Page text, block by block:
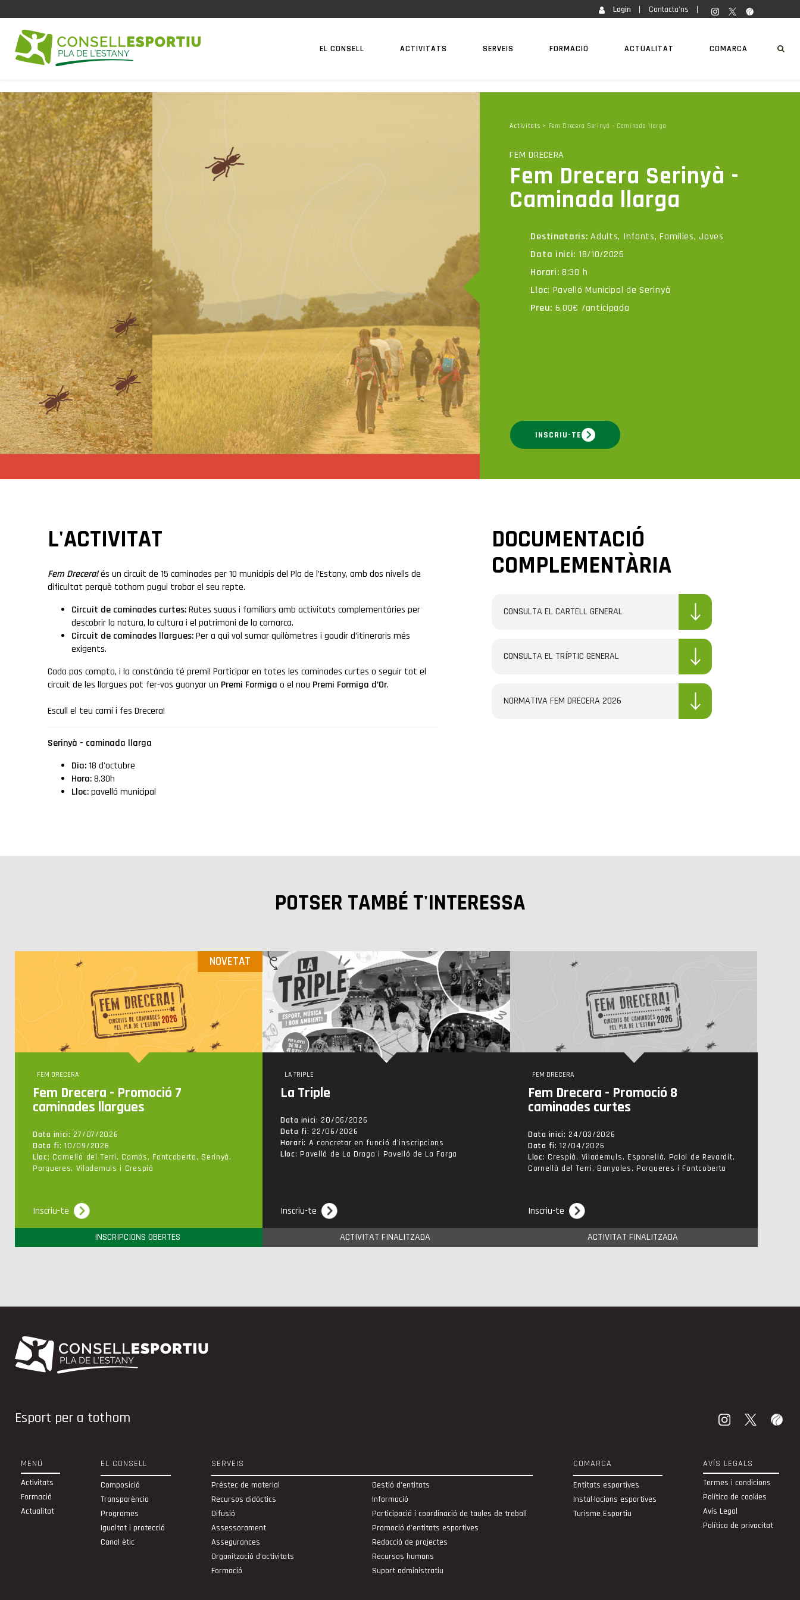
Login Contacta'ns
EL CONSELL ACTIVITATS SERVEIS FORMACIÓ ACTUALITAT COMARCA
Activitats > Fem Drecera Serinyà - Caminada llarga
FEM DRECERA
Fem Drecera Serinyà -
Caminada llarga
Destinataris:Adults, Infants, Famílies, Joves
Data inici: 18/10/2026
Horari: 8:30 h
Lloc: Pavelló Municipal de Serinyà
Preu: 6,00€ /anticipada
INSCRIU-TE
L'ACTIVITAT
Fem Drecera!és un circuit de 15 caminades per 10 municipis del Pla de l’Estany, amb dos nivells de
dificultat perquè tothom pugui trobar el seu repte.
Circuit de caminades curtes:Rutes suaus i familiars amb activitats complementàries per
descobrir la natura, la cultura i el patrimoni de la comarca.
Circuit de caminades llargues:Per a qui vol sumar quilòmetres i gaudir d’itineraris més
exigents.
Cada pas compta, i la constància té premi! Participar en totes les caminades curtes o seguir tot el
circuit de les llargues pot fer-vos guanyar un Premi Formiga o el nou Premi Formiga d’Or.
Escull el teu camí i fes Drecera!
Serinyà - caminada llarga
Dia:18 d'octubre
Hora:8.30h
Lloc:pavelló municipal
DOCUMENTACIÓ
COMPLEMENTÀRIA
CONSULTA EL CARTELL GENERAL
CONSULTA EL TRÍPTIC GENERAL
NORMATIVA FEM DRECERA 2026
POTSER TAMBÉ T'INTERESSA
INSCRIPCIONS OBERTES
FEM DRECERA
Fem Drecera - Promoció 7
caminades llargues
Data inici: 27/07/2026
Data fi: 10/09/2026
Lloc: Cornellà del Terri, Camós, Fontcoberta, Serinyà,
Porqueres, Vilademuls i Crespià
Inscriu-te
NOVETAT
ACTIVITAT FINALITZADA
LA TRIPLE
La Triple
Data inici: 20/06/2026
Data fi: 22/06/2026
Horari: A concretar en funció d'inscripcions
Lloc: Pavelló de La Draga i Pavelló de La Farga
Inscriu-te
ACTIVITAT FINALITZADA
FEM DRECERA
Fem Drecera - Promoció 8
caminades curtes
Data inici: 24/03/2026
Data fi: 12/04/2026
Lloc: Crespià, Vilademuls, Esponellà, Palol de Revardit,
Cornellà del Terri, Banyoles, Porqueres i Fontcoberta
Inscriu-te
Esport per a tothom
MENÚ
Activitats
Formació
Actualitat
EL CONSELL
Composició
Transparència
Programes
Igualtat i protecció
Canal ètic
SERVEIS
Préstec de material
Recursos didàctics
Difusió
Assessorament
Assegurances
Organització d’activitats
Formació
Gestió d'entitats
Informació
Participació i coordinació de taules de treball
Promoció d'entitats esportives
Redacció de projectes
Recursos humans
Suport administratiu
COMARCA
Entitats esportives
Instal·lacions esportives
Turisme Esportiu
AVÍS LEGALS
Termes i condicions
Política de cookies
Avís Legal
Política de privacitat